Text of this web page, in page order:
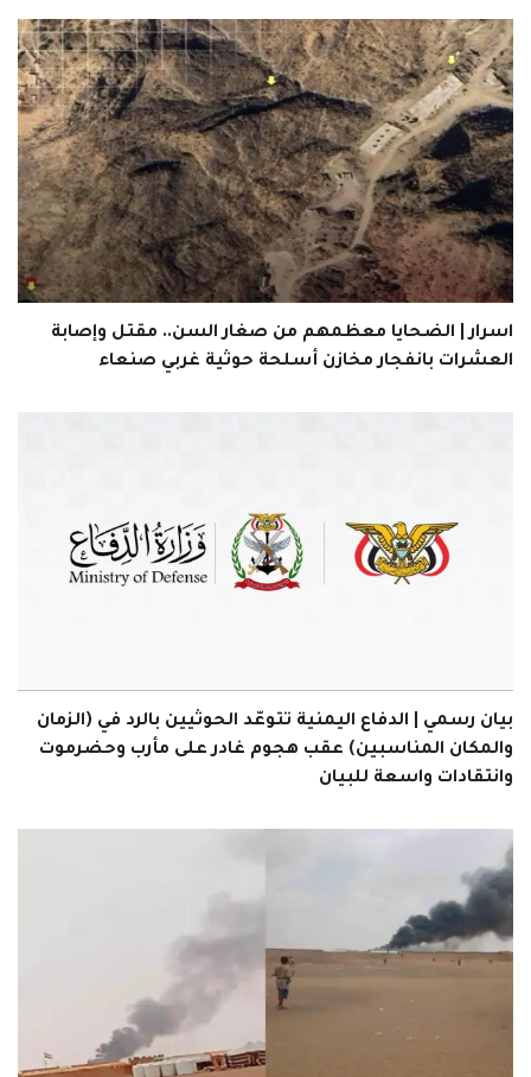
اسرار | الضحايا معظمهم من صغار السن.. مقتل وإصابة
العشرات بانفجار مخازن أسلحة حوثية غربي صنعاء
بيان رسمي | الدفاع اليمنية تتوعّد الحوثيين بالرد في (الزمان
والمكان المناسبين) عقب هجوم غادر على مأرب وحضرموت
وانتقادات واسعة للبيان